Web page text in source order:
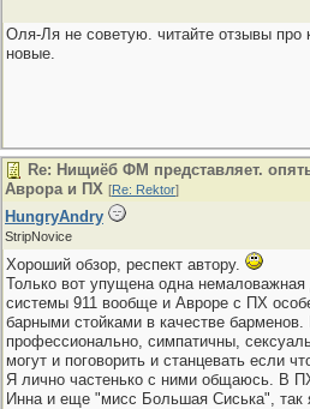
Оля-Ля не советую. читайте отзывы про
новые.
Re: Нищиёб ФМ представляет.
Аврора и ПХ [Re: Rektor]
HungryAndry
StripNovice
Хороший обзор, респект автору.
Только вот упущена одна
системы 911 вообще и Авроре с ПХ
барными стойками в качестве
профессионально, симпатичны,
могут и поговорить и станцевать если
Я лично частенько с ними общаюсь. В
Инна и еще "мисс Большая Сиська",